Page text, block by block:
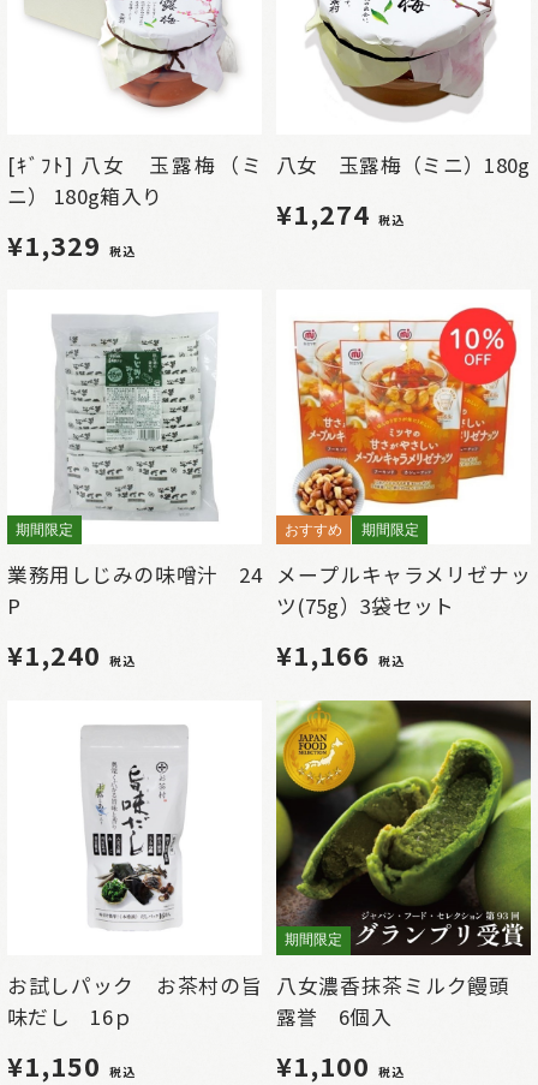
[ｷﾞﾌﾄ] 八女 玉露梅（ミ
ニ） 180g箱入り
¥1,329 税込
八女 玉露梅（ミニ）180g
¥1,274 税込
期間限定
業務用しじみの味噌汁 24
P
¥1,240 税込
おすすめ 期間限定
メープルキャラメリゼナッ
ツ(75g）3袋セット
¥1,166 税込
お試しパック お茶村の旨
味だし 16ｐ
¥1,150 税込
期間限定
八女濃香抹茶ミルク饅頭
露誉 6個入
¥1,100 税込